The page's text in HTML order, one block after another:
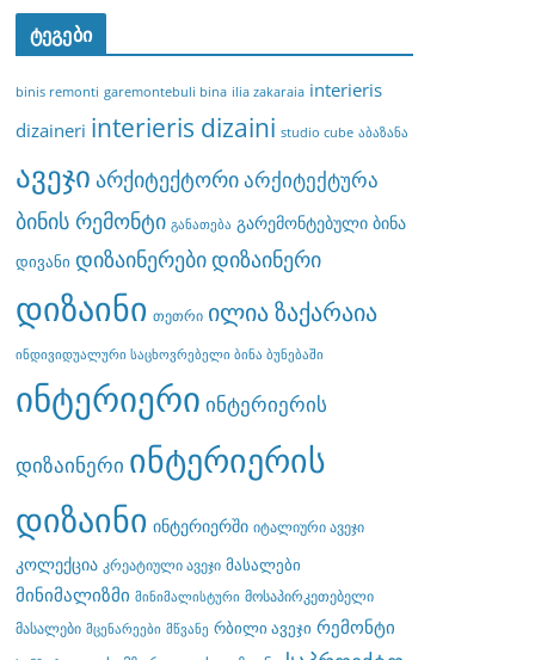
ტეგები
binis remonti garemontebuli bina ilia zakaraia interieris
dizaineri interieris dizaini studio cube აბაზანა
ავეჯი არქიტექტორიარქიტექტურა
ბინის რემონტი განათება გარემონტებული ბინა
დივანი დიზაინერებიდიზაინერი
დიზაინი თეთრი ილია ზაქარაია
ინდივიდუალური საცხოვრებელი ბინა ბუნებაში
ინტერიერი ინტერიერის
დიზაინერი ინტერიერის
დიზაინი ინტერიერში იტალიური ავეჯი
კოლექცია კრეატიული ავეჯი მასალები
მინიმალიზმი მინიმალისტური მოსაპირკეთებელი
მასალები მცენარეები მწვანე რბილი ავეჯი რემონტი